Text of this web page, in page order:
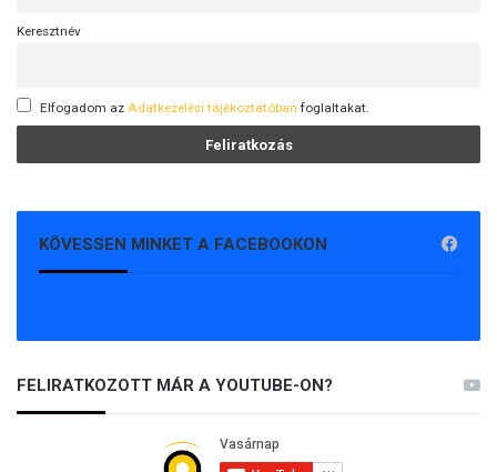
Keresztnév
Elfogadom az Adatkezelési tájékoztatóban foglaltakat.
KÖVESSEN MINKET A FACEBOOKON
FELIRATKOZOTT MÁR A YOUTUBE-ON?